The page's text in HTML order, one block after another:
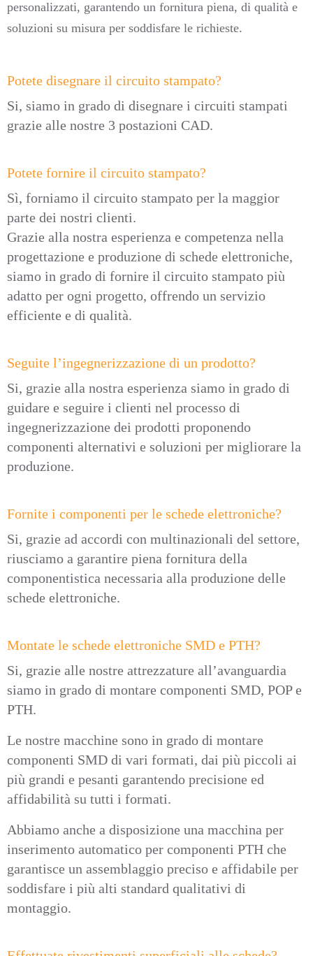
personalizzati, garantendo un fornitura piena, di qualità e
soluzioni su misura per soddisfare le richieste.
Potete disegnare il circuito stampato?
Si, siamo in grado di disegnare i circuiti stampati
grazie alle nostre 3 postazioni CAD.
Potete fornire il circuito stampato?
Sì, forniamo il circuito stampato per la maggior
parte dei nostri clienti.
Grazie alla nostra esperienza e competenza nella
progettazione e produzione di schede elettroniche,
siamo in grado di fornire il circuito stampato più
adatto per ogni progetto, offrendo un servizio
efficiente e di qualità.
Seguite l’ingegnerizzazione di un prodotto?
Si, grazie alla nostra esperienza siamo in grado di
guidare e seguire i clienti nel processo di
ingegnerizzazione dei prodotti proponendo
componenti alternativi e soluzioni per migliorare la
produzione.
Fornite i componenti per le schede elettroniche?
Si, grazie ad accordi con multinazionali del settore,
riusciamo a garantire piena fornitura della
componentistica necessaria alla produzione delle
schede elettroniche.
Montate le schede elettroniche SMD e PTH?
Si, grazie alle nostre attrezzature all’avanguardia
siamo in grado di montare componenti SMD, POP e
PTH.
Le nostre macchine sono in grado di montare
componenti SMD di vari formati, dai più piccoli ai
più grandi e pesanti garantendo precisione ed
affidabilità su tutti i formati.
Abbiamo anche a disposizione una macchina per
inserimento automatico per componenti PTH che
garantisce un assemblaggio preciso e affidabile per
soddisfare i più alti standard qualitativi di
montaggio.